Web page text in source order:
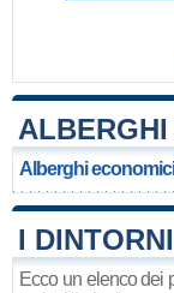
Alberghi
I
Ecco un elenco dei